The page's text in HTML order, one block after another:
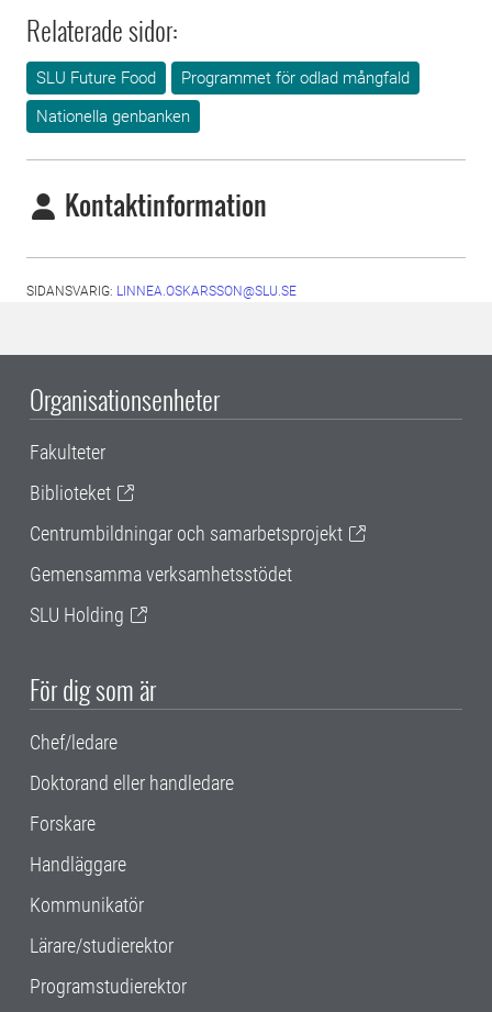
Relaterade sidor:
SLU Future Food
Programmet för odlad mångfald
Nationella genbanken
Kontaktinformation
SIDANSVARIG: LINNEA.OSKARSSON@SLU.SE
Organisationsenheter
Fakulteter
Biblioteket
Centrumbildningar och samarbetsprojekt
Gemensamma verksamhetsstödet
SLU Holding
För dig som är
Chef/ledare
Doktorand eller handledare
Forskare
Handläggare
Kommunikatör
Lärare/studierektor
Programstudierektor